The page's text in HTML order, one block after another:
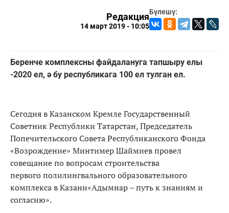
Бүлешү:
Редакция
14 март 2019 - 10:05
Беренче комплексны файдалануга тапшыру елы
-2020 ел, ә бу республикага 100 ел тулган ел.
Сегодня в Казанском Кремле Государственный
Советник Республики Татарстан, Председатель
Попечительского Совета Республиканского Фонда
«Возрождение» Минтимер Шаймиев провел
совещание по вопросам строительства
первого полилингвального образовательного
комплекса в Казани«Адымнар – путь к знаниям и
согласию».